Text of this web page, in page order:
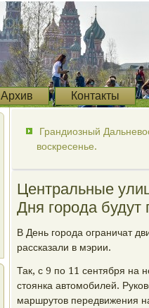
Архив Контакты
Грандиозный
воскресенье.
Центральные
Дня города будут
В День города ограничат
рассказали в мэрии.
Так, с 9 по 11 сентября на
стоянка автомобилей.
маршрутов передвижения